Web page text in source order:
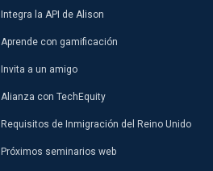
Integra la API de Alison
Aprende con gamificación
Invita a un amigo
Alianza con TechEquity
Requisitos de Inmigración del Reino Unido
Próximos seminarios web